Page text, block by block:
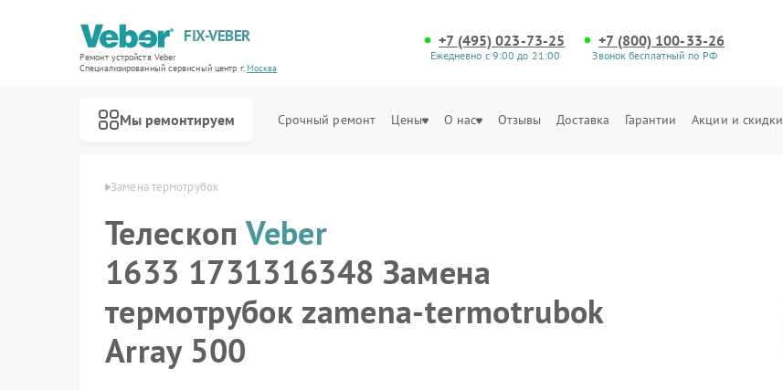
FIX-VEBER
Ремонт устройств Veber
Специализированный cервисный центр г.Москва
+7 (495) 023-73-25
Ежедневно с 9:00 до 21:00
+7 (800) 100-33-26
Звонок бесплатный по РФ
Мы ремонтируем Срочный ремонт Цены О нас Отзывы Доставка Гарантии Акции и скидки
Телескоп Veber Замена термотрубок
ТелескопVeber
1633 1731316348 Замена
термотрубок zamena-termotrubok
Array 500